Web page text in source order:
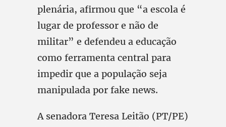
plenária, afirmou que “a escola é
lugar de professor e não de
militar” e defendeu a educação
como ferramenta central para
impedir que a população seja
manipulada por fake news.
A senadora Teresa Leitão (PT/PE)